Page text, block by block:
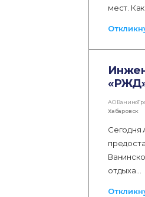
мест.
АО
Хабаровск
Сегодня
отдыха…